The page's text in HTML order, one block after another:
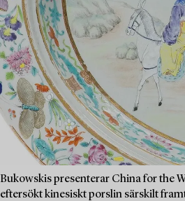
Bukowskis presenterar China for the
eftersökt kinesiskt porslin särskilt